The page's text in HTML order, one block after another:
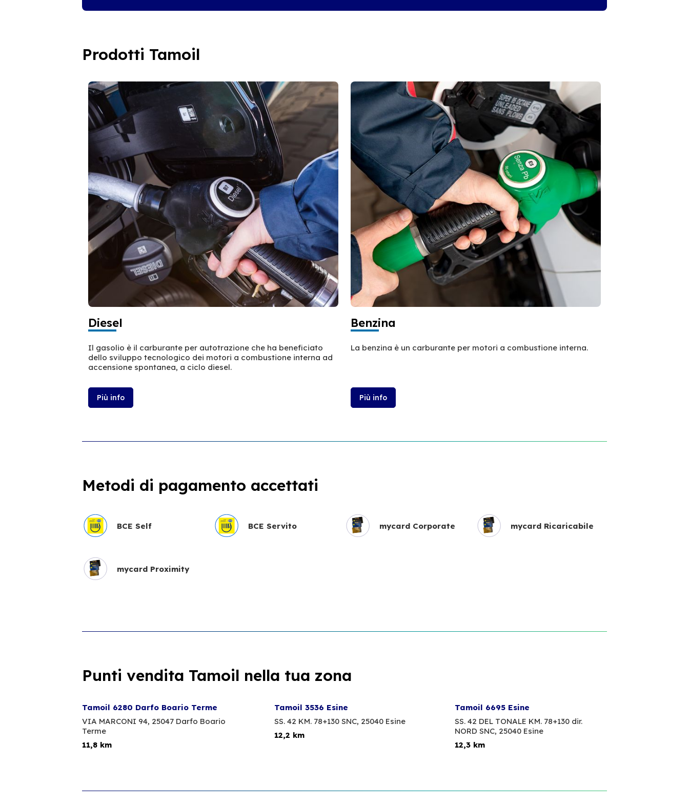
Prodotti Tamoil
Diesel
Il gasolio è il carburante per autotrazione che ha beneficiato
dello sviluppo tecnologico dei motori a combustione interna ad
accensione spontanea, a ciclo diesel.
Più info
Benzina
La benzina è un carburante per motori a combustione interna.
Più info
Metodi di pagamento accettati
BCE Self BCE Servito mycard Corporate mycard Ricaricabile
mycard Proximity
Punti vendita Tamoil nella tua zona
Tamoil 6280 Darfo Boario Terme
VIA MARCONI 94, 25047 Darfo Boario
Terme
11,8 km
Tamoil 3536 Esine
SS. 42 KM. 78+130 SNC, 25040 Esine
12,2 km
Tamoil 6695 Esine
SS. 42 DEL TONALE KM. 78+130 dir.
NORD SNC, 25040 Esine
12,3 km